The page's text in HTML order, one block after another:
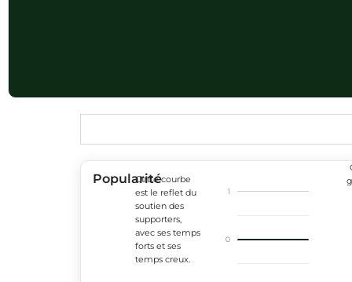
PopularitéCette courbe
est le reflet du
soutien des
supporters,
avec ses temps
forts et ses
temps creux.
0
1